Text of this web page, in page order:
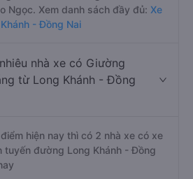
Ngọc. Xem danh sách đầy đủ: Xe
- Đồng Nai
nhà xe có Giường
từ Long Khánh - Đồng
hiện nay thì có 2 nhà xe có xe
tuyến đường Long Khánh - Đồng